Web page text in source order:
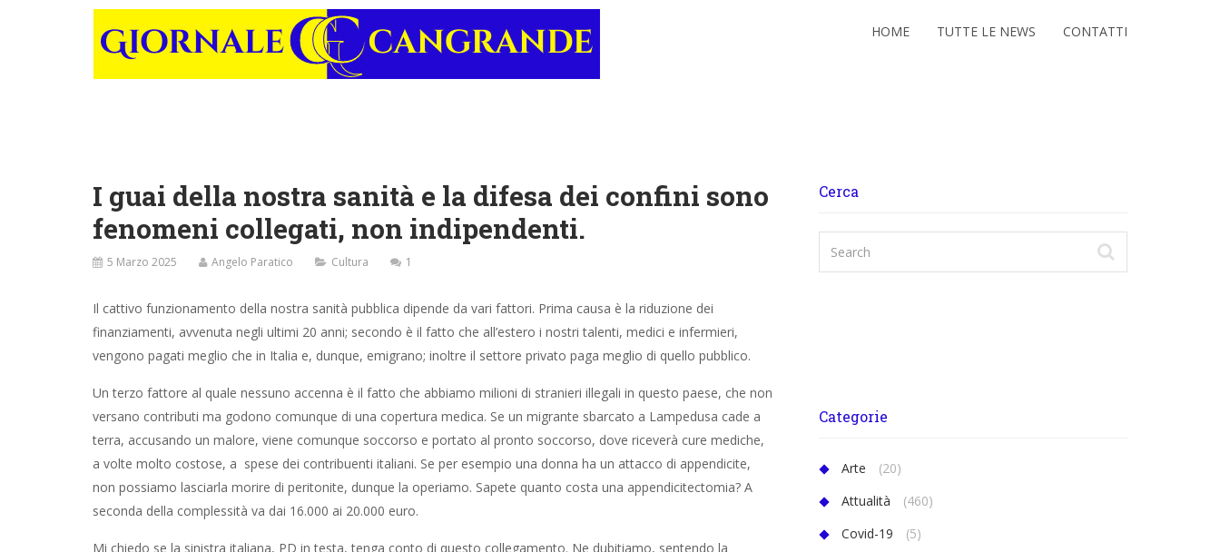
HOME TUTTE LE NEWS CONTATTI
I guai della nostra sanità e la difesa dei confini sono
fenomeni collegati, non indipendenti.
5 Marzo 2025 Angelo Paratico Cultura 1
Il cattivo funzionamento della nostra sanità pubblica dipende da vari fattori. Prima causa è la riduzione dei
finanziamenti, avvenuta negli ultimi 20 anni; secondo è il fatto che all’estero i nostri talenti, medici e infermieri,
vengono pagati meglio che in Italia e, dunque, emigrano; inoltre il settore privato paga meglio di quello pubblico.
Un terzo fattore al quale nessuno accenna è il fatto che abbiamo milioni di stranieri illegali in questo paese, che non
versano contributi ma godono comunque di una copertura medica. Se un migrante sbarcato a Lampedusa cade a
terra, accusando un malore, viene comunque soccorso e portato al pronto soccorso, dove riceverà cure mediche,
a volte molto costose, a spese dei contribuenti italiani. Se per esempio una donna ha un attacco di appendicite,
non possiamo lasciarla morire di peritonite, dunque la operiamo. Sapete quanto costa una appendicitectomia? A
seconda della complessità va dai 16.000 ai 20.000 euro.
Mi chiedo se la sinistra italiana, PD in testa, tenga conto di questo collegamento. Ne dubitiamo, sentendo la
Cerca
Categorie
Arte
(20)
Attualità
(460)
Covid-19
(5)